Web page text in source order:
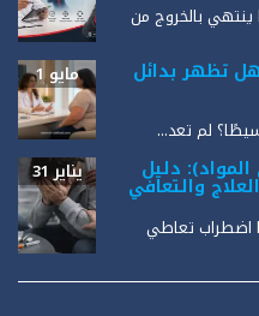
ينتهي بالخروج من
تظهر بدائل
مايو 1
لم تعد...
دليل
والتعافي
يناير 31
اضطراب تعاطي